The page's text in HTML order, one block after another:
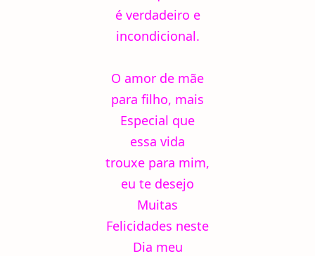
é verdadeiro e
incondicional.
O amor de mãe
para filho, mais
Especial que
essa vida
trouxe para mim,
eu te desejo
Muitas
Felicidades neste
Dia meu